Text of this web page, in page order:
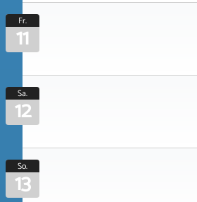
Fr.
11
Sa.
12
So.
13